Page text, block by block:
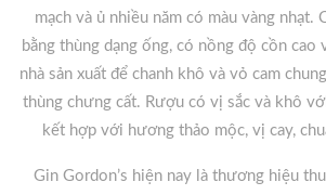
mạch và ủ nhiều năm có màu vàng nhạt.
bằng thùng dạng ống, có nồng độ cồn cao
nhà sản xuất để chanh khô và vỏ cam
thùng chưng cất. Rượu có vị sắc và khô
kết hợp với hương thảo mộc, vị cay,
Gin Gordon’s hiện nay là thương hiệu